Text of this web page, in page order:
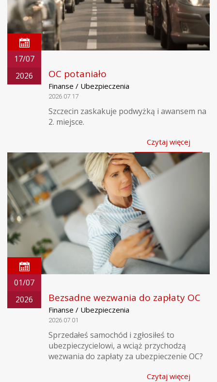
17/07
2026
OC potaniało
Finanse / Ubezpieczenia
2026.07.17
Szczecin zaskakuje podwyżką i awansem na
2. miejsce.
Czytaj więcej
01/07
2026
Bezsadne wezwania do zapłaty OC
Finanse / Ubezpieczenia
2026.07.01
Sprzedałeś samochód i zgłosiłeś to
ubezpieczycielowi, a wciąż przychodzą
wezwania do zapłaty za ubezpieczenie OC?
Czytaj więcej